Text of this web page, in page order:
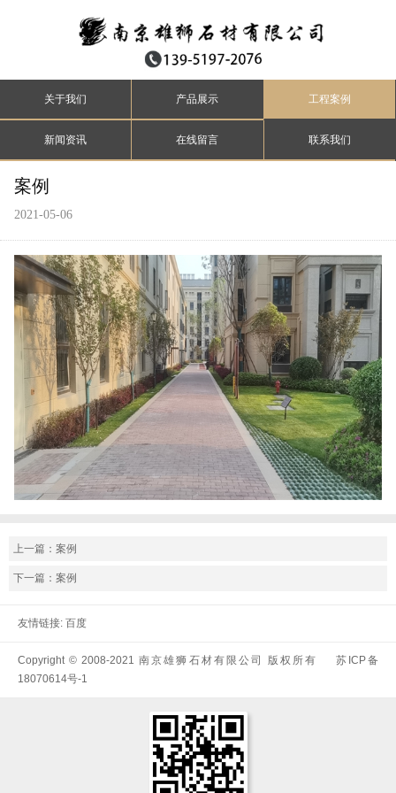
关于我们 产品展示 工程案例
新闻资讯 在线留言 联系我们
案例
2021-05-06
上一篇： 案例
下一篇： 案例
友情链接: 百度
Copyright © 2008-2021 南京雄狮石材有限公司 版权所有 苏ICP备
18070614号-1